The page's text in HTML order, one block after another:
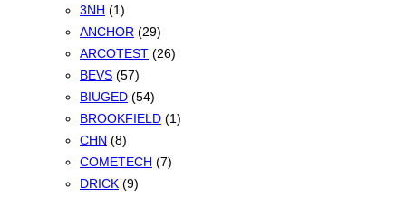
3NH (1)
ANCHOR (29)
ARCOTEST (26)
BEVS (57)
BIUGED (54)
BROOKFIELD (1)
CHN (8)
COMETECH (7)
DRICK (9)